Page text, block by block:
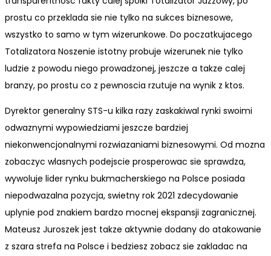
prostu co przeklada sie nie tylko na sukces biznesowe,
wszystko to samo w tym wizerunkowe. Do poczatkujacego
Totalizatora Noszenie istotny probuje wizerunek nie tylko
ludzie z powodu niego prowadzonej, jeszcze a takze calej
branzy, po prostu co z pewnoscia rzutuje na wynik z ktos.
Dyrektor generalny STS-u kilka razy zaskakiwal rynki swoimi
odwaznymi wypowiedziami jeszcze bardziej
niekonwencjonalnymi rozwiazaniami biznesowymi. Od mozna
zobaczyc wlasnych podejscie prosperowac sie sprawdza,
wywoluje lider rynku bukmacherskiego na Polsce posiada
niepodwazalna pozycja, swietny rok 2021 zdecydowanie
uplynie pod znakiem bardzo mocnej ekspansji zagranicznej.
Mateusz Juroszek jest takze aktywnie dodany do atakowanie
z szara strefa na Polsce i bedziesz zobacz sie zakladac na